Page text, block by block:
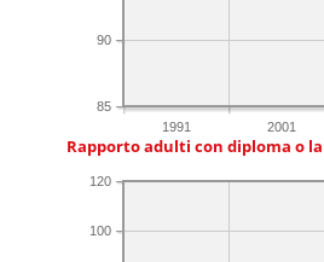
1991 2001
85
90
Rapporto adulti con diploma o
100
120